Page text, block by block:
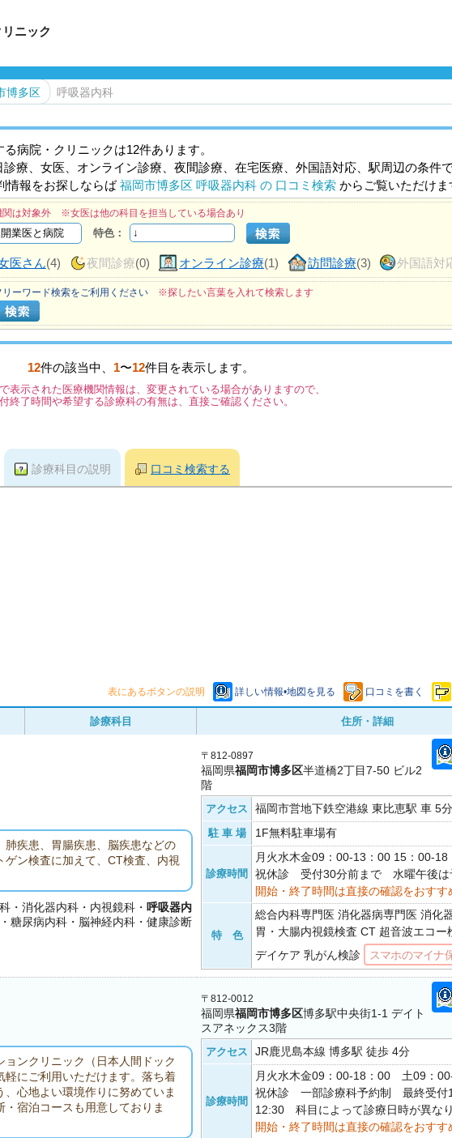
ニック
博多区 呼吸器内科
病院・クリニックは12件あります。
療、女医、オンライン診療、夜間診療、在宅医療、外国語対応、駅周辺の条件
情報をお探しならば福岡市博多区 呼吸器内科 の 口コミ検索 からご覧いただけま
は対象外 ※女医は他の科目を担当している場合あり
特色：
医さん(4) 夜間診療(0) オンライン診療(1) 訪問診療(3) 外国語対
リーワード検索をご利用ください ※探したい言葉を入れて検索します
12件の該当中、 1〜12件目を表示します。
表示された医療機関情報は、変更されている場合がありますので、
終了時間や希望する診療科の有無は、直接ご確認ください。
診療科目の説明 口コミ検索する
表にあるボタンの説明 詳しい情報•地図を見る 口コミを書く
診療科目 住所・詳細
疾患、胃腸疾患、脳疾患などの
ン検査に加えて、CT検査、内視
・消化器内科・内視鏡科・ 呼吸器内
・糖尿病内科・脳神経内科・健康診断
〒812-0897
福岡県福岡市博多区半道橋2丁目7-50 ビル2
階
アクセス 福岡市営地下鉄空港線 東比恵駅 車 5分
駐 車 場 1F無料駐車場有
診療時間
月火水木金09：00-13：00 15：00-
祝休診 受付30分前まで 水曜午後は
開始・終了時間は直接の確認をおすす
特 色
総合内科専門医 消化器病専門医 消化
胃・大腸内視鏡検査 CT 超音波エコー
デイケア 乳がん検診
スマホのマイナ
ンクリニック（日本人間ドック
にご利用いただけます。落ち着
心地よい環境作りに努めていま
宿泊コースも用意しておりま
〒812-0012
福岡県福岡市博多区博多駅中央街1-1 デイト
スアネックス3階
アクセス JR鹿児島本線 博多駅 徒歩 4分
診療時間
月火水木金09：00-18：00 土09：
祝休診 一部診療科予約制 最終受付
12:30 科目によって診療日時が異な
開始・終了時間は直接の確認をおすす